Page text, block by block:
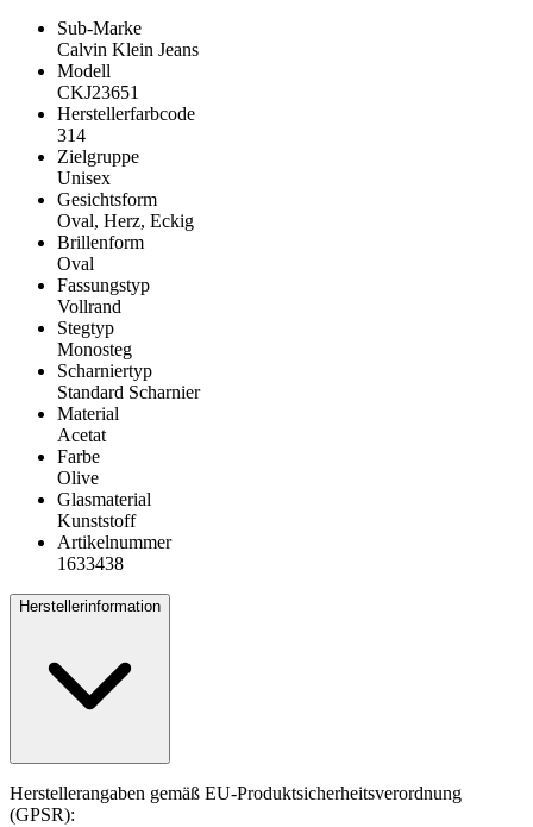
Sub-Marke
Calvin Klein Jeans
Modell
CKJ23651
Herstellerfarbcode
314
Zielgruppe
Unisex
Gesichtsform
Oval, Herz, Eckig
Brillenform
Oval
Fassungstyp
Vollrand
Stegtyp
Monosteg
Scharniertyp
Standard Scharnier
Material
Acetat
Farbe
Olive
Glasmaterial
Kunststoff
Artikelnummer
1633438
Herstellerinformation
Herstellerangaben gemäß EU-Produktsicherheitsverordnung
(GPSR):